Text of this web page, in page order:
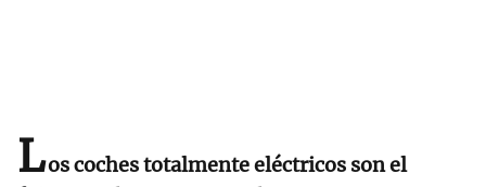
Los coches totalmente eléctricos son el